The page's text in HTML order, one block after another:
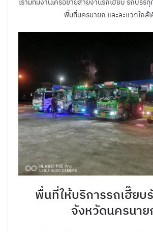
พื้นที่นครนายก และละแวกใกล้
พื้นที่ให้บริการรถเฮี๊ยบ
จังหวัดนครนาย